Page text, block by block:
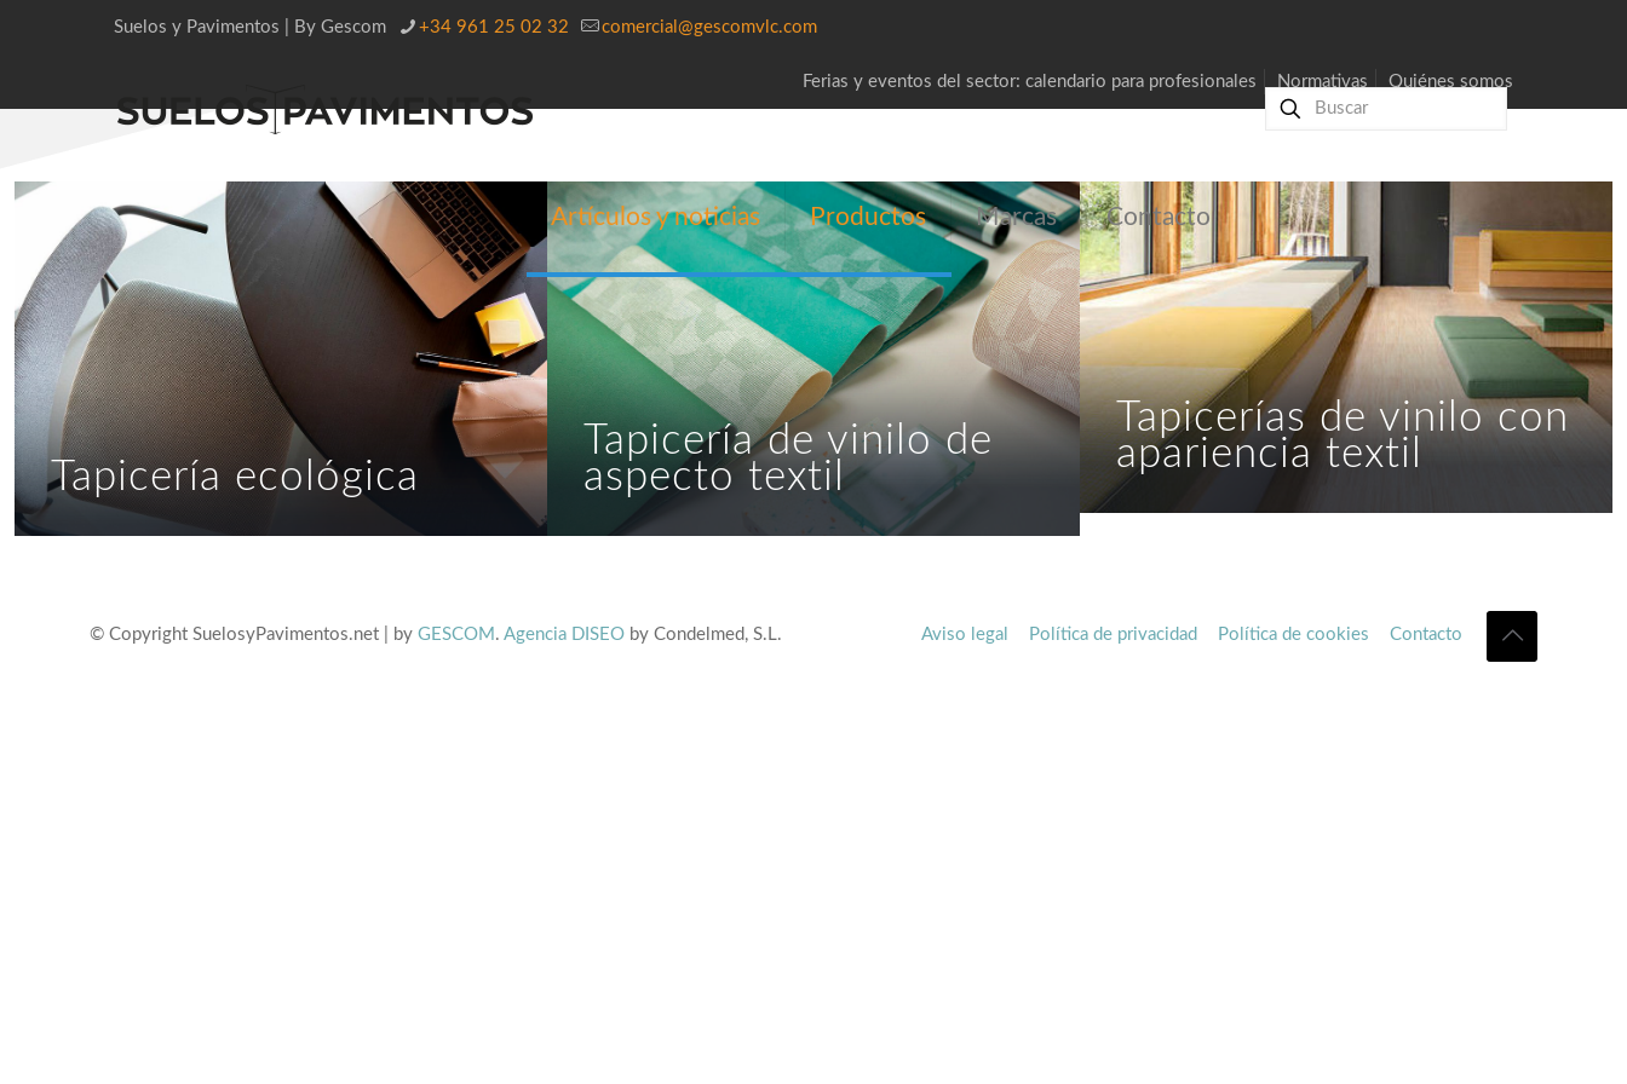
Suelos y Pavimentos | By Gescom +34 961 25 02 32 comercial@gescomvlc.com
Ferias y eventos del sector: calendario para profesionales Normativas Quiénes somos
Artículos y noticias Productos Marcas Contacto
Tapicería ecológica
Tapicería de vinilo de
aspecto textil
Tapicerías de vinilo con
apariencia textil
© Copyright SuelosyPavimentos.net | by GESCOM . Agencia DISEO by Condelmed, S.L. Aviso legal Política de privacidad Política de cookies Contacto